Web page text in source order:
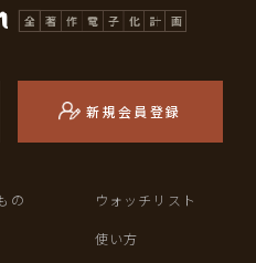
新規会員登録
の ウォッチリスト
使い方